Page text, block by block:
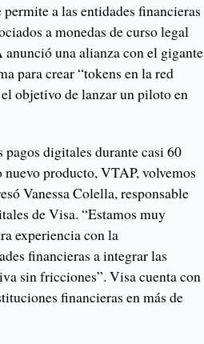
a las entidades financieras
a monedas de curso legal
una alianza con el gigante
para crear “tokens en la red
objetivo de lanzar un piloto en
pagos digitales durante casi 60
producto, VTAP, volvemos
Vanessa Colella, responsable
de Visa. “Estamos muy
experiencia con la
financieras a integrar las
sin fricciones”. Visa cuenta con
financieras en más de